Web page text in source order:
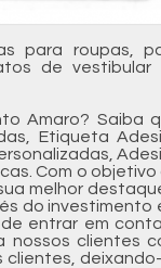
para roupas,
de vestibular
Amaro? Saiba
Etiqueta
Com o objetivo
melhor
do investimento
de entrar em
nossos clientes
clientes,